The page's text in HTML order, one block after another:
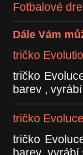
Fotbalové
Dále Vám
tričko
tričko
barev ,
tričko
tričko